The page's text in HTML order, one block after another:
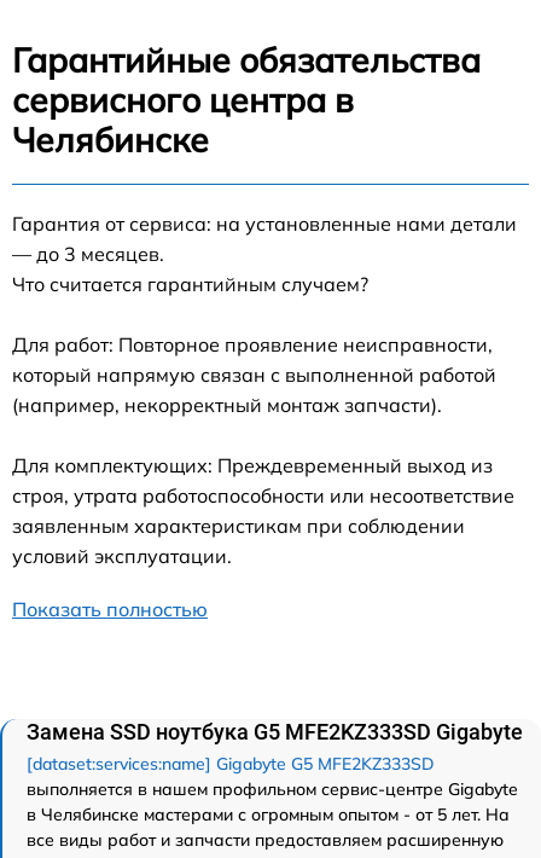
Гарантийные обязательства
сервисного центра в
Челябинске
Гарантия от сервиса: на установленные нами детали
— до 3 месяцев.
Что считается гарантийным случаем?
Для работ: Повторное проявление неисправности,
который напрямую связан с выполненной работой
(например, некорректный монтаж запчасти).
Для комплектующих: Преждевременный выход из
строя, утрата работоспособности или несоответствие
заявленным характеристикам при соблюдении
условий эксплуатации.
Показать полностью
Замена SSD ноутбука G5 MFE2KZ333SD Gigabyte
[dataset:services:name] Gigabyte G5 MFE2KZ333SD
выполняется в нашем профильном сервис-центре Gigabyte
в Челябинске мастерами с огромным опытом - от 5 лет. На
все виды работ и запчасти предоставляем расширенную